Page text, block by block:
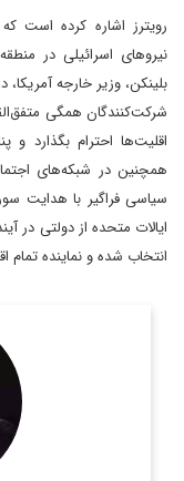
رویترز اشاره کرده است
نیرو‌های اسرائیلی در
بلینکن، وزیر خارجه
شرکت‌کنندگان همگی
اقلیت‌ها احترام بگذارد و
همچنین در شبکه‌های
سیاسی فراگیر با هدایت
ایالات متحده از دولتی در
انتخاب شده و نماینده تمام
روزنامه نگار و